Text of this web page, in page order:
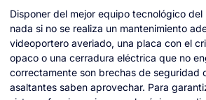
Disponer del mejor equipo tecnológico
nada si no se realiza un mantenimiento
videoportero averiado, una placa con el
opaco o una cerradura eléctrica que no
correctamente son brechas de seguridad
asaltantes saben aprovechar. Para